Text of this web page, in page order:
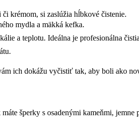
krémom, si zaslúžia hĺbkové čistenie.
mydla a mäkká kefka.
a teplotu. Ideálna je profesionálna
ich dokážu vyčistiť tak, aby boli ako
šperky s osadenými kameňmi,